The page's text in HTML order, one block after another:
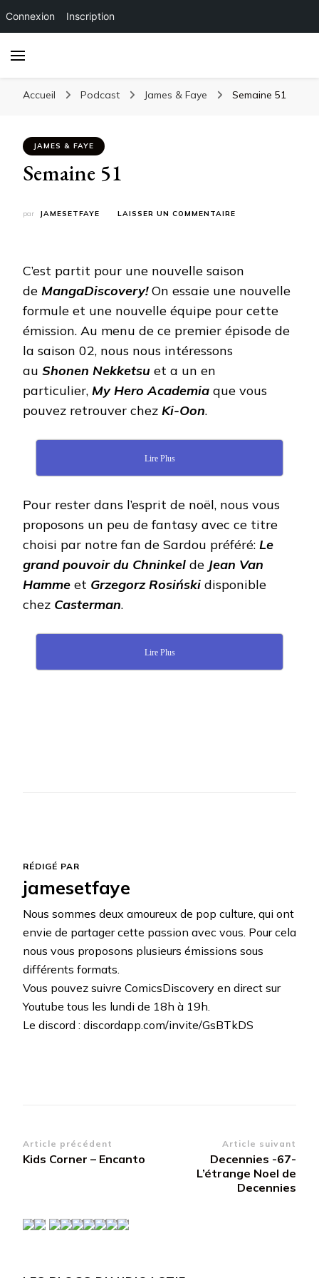
Connexion Inscription
Accueil Podcast James & Faye Semaine 51
JAMES & FAYE
Semaine 51
par JAMESETFAYE LAISSER UN COMMENTAIRE
C’est partit pour une nouvelle saison
de MangaDiscovery!On essaie une nouvelle
formule et une nouvelle équipe pour cette
émission. Au menu de ce premier épisode de
la saison 02, nous nous intéressons
au Shonen Nekketsu et a un en
particulier, My Hero Academia que vous
pouvez retrouver chez Ki-Oon.
Lire Plus
Pour rester dans l’esprit de noël, nous vous
proposons un peu de fantasy avec ce titre
choisi par notre fan de Sardou préféré: Le
grand pouvoir du Chninkel de Jean Van
Hamme et Grzegorz Rosiński disponible
chez Casterman.
Lire Plus
RÉDIGÉ PAR
jamesetfaye
Nous sommes deux amoureux de pop culture, qui ont
envie de partager cette passion avec vous. Pour cela
nous vous proposons plusieurs émissions sous
différents formats.
Vous pouvez suivre ComicsDiscovery en direct sur
Youtube tous les lundi de 18h à 19h.
Le discord : discordapp.com/invite/GsBTkDS
Navigation
d’article
Article précédent
Kids Corner – Encanto
Article suivant
Decennies -67-
L’étrange Noel de
Decennies